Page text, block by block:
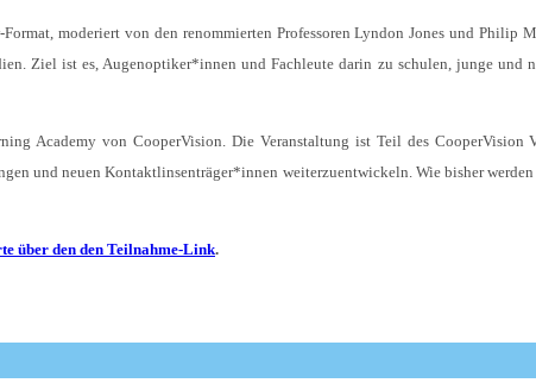
moderiert von den renommierten Professoren Lyndon Jones und
Ziel ist es, Augenoptiker*innen und Fachleute darin zu schulen, junge
Academy von CooperVision. Die Veranstaltung ist Teil des
und neuen Kontaktlinsenträger*innen weiterzuentwickeln. Wie bisher
über den den Teilnahme-Link.